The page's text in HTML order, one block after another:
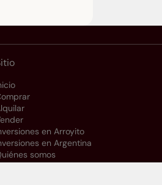
en Arroyito
en Argentina
somos